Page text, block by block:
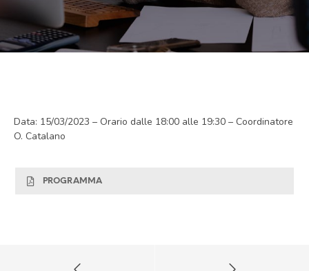
Data: 15/03/2023 – Orario dalle 18:00 alle 19:30 – Coordinatore
O. Catalano
PROGRAMMA